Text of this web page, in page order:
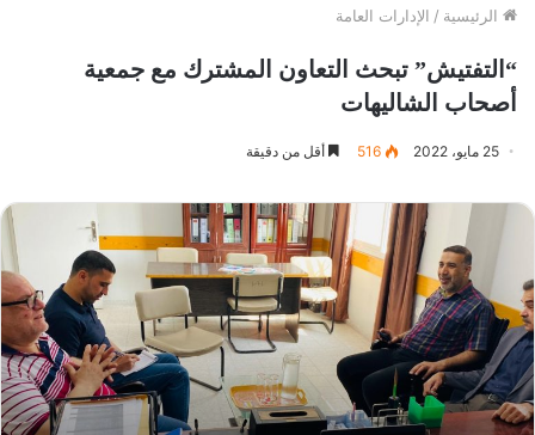
الرئيسية / الإدارات العامة
“التفتيش” تبحث التعاون المشترك مع جمعية
أصحاب الشاليهات
25 مايو، 2022 516 أقل من دقيقة